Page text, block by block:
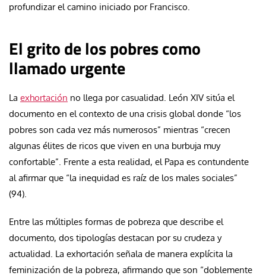
profundizar el camino iniciado por Francisco.
El grito de los pobres como
llamado urgente
La exhortación no llega por casualidad. León XIV sitúa el
documento en el contexto de una crisis global donde “los
pobres son cada vez más numerosos” mientras “crecen
algunas élites de ricos que viven en una burbuja muy
confortable”. Frente a esta realidad, el Papa es contundente
al afirmar que “la inequidad es raíz de los males sociales”
(94).
Entre las múltiples formas de pobreza que describe el
documento, dos tipologías destacan por su crudeza y
actualidad. La exhortación señala de manera explícita la
feminización de la pobreza, afirmando que son “doblemente